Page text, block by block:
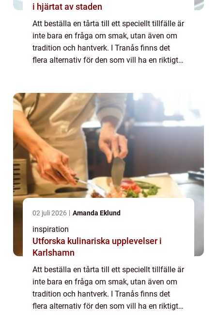
i hjärtat av staden
Att beställa en tårta till ett speciellt tillfälle är
inte bara en fråga om smak, utan även om
tradition och hantverk. I Tranås finns det
flera alternativ för den som vill ha en riktigt
02 juli 2026 Amanda Eklund
inspiration
Utforska kulinariska upplevelser i
Karlshamn
Att beställa en tårta till ett speciellt tillfälle är
inte bara en fråga om smak, utan även om
tradition och hantverk. I Tranås finns det
flera alternativ för den som vill ha en riktigt